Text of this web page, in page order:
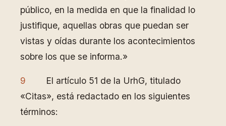
público, en la medida en que la finalidad lo
justifique, aquellas obras que puedan ser
vistas y oídas durante los acontecimientos
sobre los que se informa.»
9 El artículo 51 de la UrhG, titulado
«Citas», está redactado en los siguientes
términos: